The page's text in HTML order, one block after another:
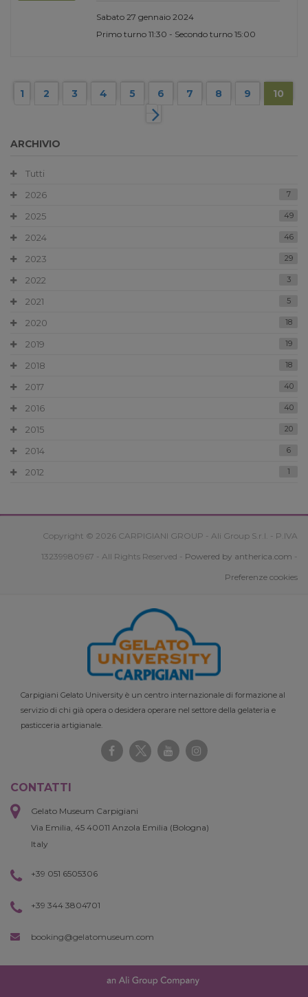
Sabato 27 gennaio 2024
Primo turno 11:30 - Secondo turno 15:00
1 2 3 4 5 6 7 8 9 10
ARCHIVIO
Tutti
2026
7
2025 49
2024 46
2023 29
2022 3
2021 5
2020 18
2019 19
2018 18
2017 40
2016 40
2015 20
2014 6
2012 1
Copyright © 2026 CARPIGIANI GROUP - Ali Group S.r.l. - P.IVA
13239980967 - All Rights Reserved - Powered by antherica.com -
Preferenze cookies
Carpigiani Gelato University è un centro internazionale di formazione al
servizio di chi già opera o desidera operare nel settore della gelateria e
pasticceria artigianale.
CONTATTI
Gelato Museum Carpigiani
Via Emilia, 45 40011 Anzola Emilia (Bologna)
Italy
+39 051 6505306
+39 344 3804701
booking@gelatomuseum.com